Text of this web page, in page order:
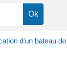
d'un bateau